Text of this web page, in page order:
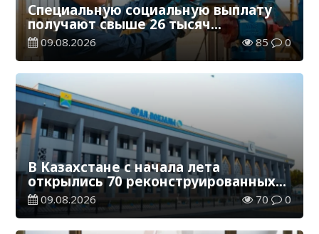
Специальную социальную выплату
получают свыше 26 тысяч
работников, занятых во вредных
условиях труда
09.08.2026 85 0
В Казахстане с начала лета
открылись 70 реконструированных
железнодорожных вокзалов
09.08.2026 70 0